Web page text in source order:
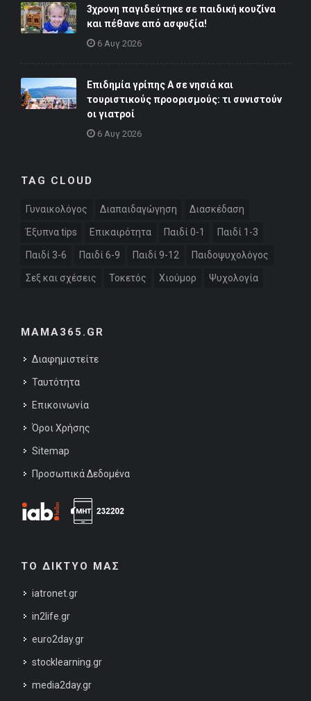
3χρονη παγιδεύτηκε σε παιδική κουζίνα
και πέθανε από ασφυξία!
6 Αυγ 2026
Επιδημία γρίπης Α σε νησιά και
τουριστικούς προορισμούς: τι συνιστούν
οι γιατροί
6 Αυγ 2026
TAG CLOUD
Γυναικολόγος Διαπαιδαγώγηση Διασκέδαση
Έξυπνα tips Επικαιρότητα Παιδί 0-1 Παιδί 1-3
Παιδί 3-6 Παιδί 6-9 Παιδί 9-12 Παιδοψυχολόγος
Σεξ και σχέσεις Τοκετός Χιούμορ Ψυχολογία
MAMA365.GR
Διαφημιστείτε
Ταυτότητα
Επικοινωνία
Όροι Χρήσης
Sitemap
Προσωπικά Δεδομένα
ΤΟ ΔΙΚΤΥΟ ΜΑΣ
iatronet.gr
in2life.gr
euro2day.gr
stocklearning.gr
media2day.gr